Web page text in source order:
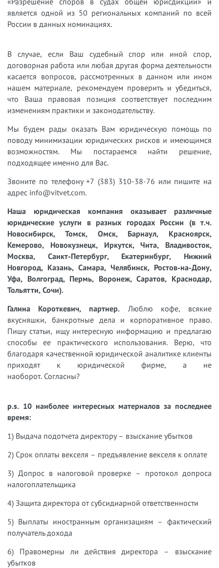
является одной из 50 региональных компаний по всей
России в данных номинациях.
В случае, если Ваш судебный спор или иной спор,
договорная работа или любая другая форма деятельности
касается вопросов, рассмотренных в данном или ином
нашем материале, рекомендуем проверить и убедиться,
что Ваша правовая позиция соответствует последним
изменениям практики и законодательству.
Мы будем рады оказать Вам юридическую помощь по
поводу минимизации юридических рисков и имеющимся
возможностям. Мы постараемся найти решение,
подходящее именно для Вас.
Звоните по телефону +7 (383) 310-38-76 или пишите на
адрес info@vitvet.com.
Наша юридическая компания оказывает различные
юридические услуги в разных городах России (в т.ч.
Новосибирск, Томск, Омск, Барнаул, Красноярск,
Кемерово, Новокузнецк, Иркутск, Чита, Владивосток,
Москва, Санкт-Петербург, Екатеринбург, Нижний
Новгород, Казань, Самара, Челябинск, Ростов-на-Дону,
Уфа, Волгоград, Пермь, Воронеж, Саратов, Краснодар,
Тольятти, Сочи).
Галина Короткевич, партнер. Люблю кофе, всякие
вкусняшки, банкротные дела и корпоративное право.
Пишу статьи, ищу интересную информацию и предлагаю
способы ее практического использования. Верю, что
благодаря качественной юридической аналитике клиенты
приходят к юридической фирме, а не
наоборот. Согласны?
p.s. 10 наиболее интересных материалов за последнее
время:
1) Выдача подотчета директору – взыскание убытков
2) Срок оплаты векселя – предъявление векселя к оплате
3) Допрос в налоговой проверке – протокол допроса
налогоплательщика
4) Защита директора от субсидиарной ответственности
5) Выплаты иностранным организациям – фактический
получатель дохода
6) Правомерны ли действия директора – взыскание
убытков